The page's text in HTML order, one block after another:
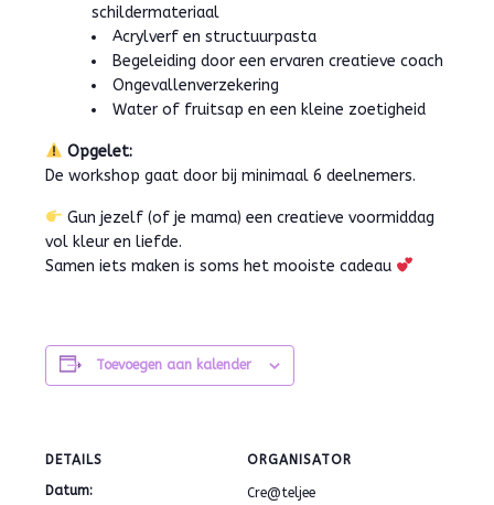
schildermateriaal
Acrylverf en structuurpasta
Begeleiding door een ervaren creatieve coach
Ongevallenverzekering
Water of fruitsap en een kleine zoetigheid
Opgelet:
De workshop gaat door bij minimaal 6 deelnemers.
Gun jezelf (of je mama) een creatieve voormiddag
vol kleur en liefde.
Samen iets maken is soms het mooiste cadeau
Toevoegen aan kalender
DETAILS
Datum:
ORGANISATOR
Cre@teljee